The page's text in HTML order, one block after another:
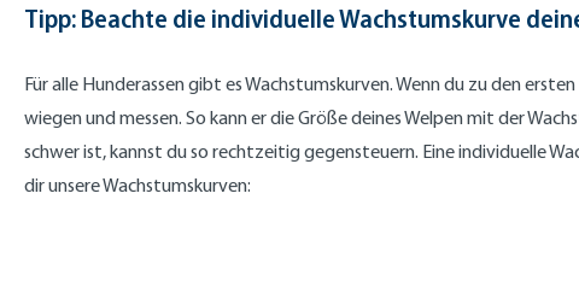
Tipp: Beachte die individuelle Wachstumskurve
Für alle Hunderassen gibt es Wachstumskurven. Wenn du zu den
wiegen und messen. So kann er die Größe deines Welpen mit der
schwer ist, kannst du so rechtzeitig gegensteuern. Eine individuelle
dir unsere Wachstumskurven: